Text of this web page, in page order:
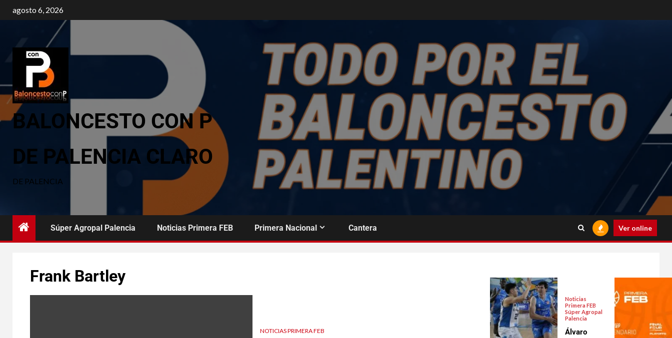
agosto 6, 2026
BALONCESTO CON P
DE PALENCIA CLARO
DE PALENCIA
Súper Agropal Palencia Noticias Primera FEB Primera Nacional Cantera Ver online
Frank Bartley
NOTICIAS PRIMERA FEB
Noticias
Primera FEB
Súper Agropal
Palencia
Álvaro